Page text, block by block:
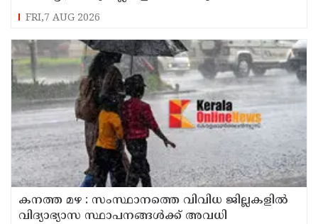
സാധ്യത
FRI,7 AUG 2026
കനത്ത മഴ : സംസ്ഥാനത്തെ വിവിധ ജില്ലകളിൽ
വിദ്യാഭ്യാസ സ്ഥാപനങ്ങൾക്ക് അവധി